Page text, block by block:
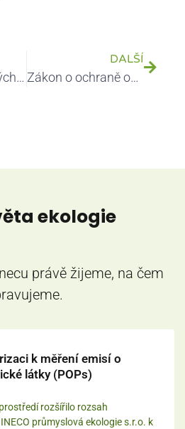
Měření chemických látek v pracovním ovzduší
DALŠÍ
Zákon o ochraně ovzduší č. 172/2018
ekologie
právě žijeme, na čem
k měření emisí o
látky (POPs)
rozšířilo rozsah
průmyslová ekologie s.r.o. k